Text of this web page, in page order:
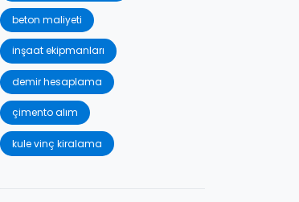
beton maliyeti
inşaat ekipmanları
demir hesaplama
çimento alım
kule vinç kiralama